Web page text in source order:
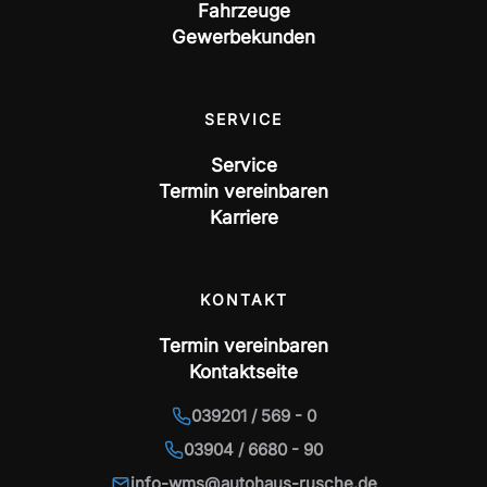
Fahrzeuge
Gewerbekunden
SERVICE
Service
Termin vereinbaren
Karriere
KONTAKT
Termin vereinbaren
Kontaktseite
039201 / 569 - 0
03904 / 6680 - 90